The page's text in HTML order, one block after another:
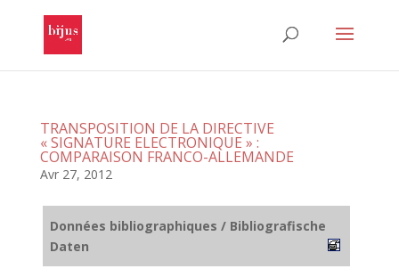
TRANSPOSITION DE LA DIRECTIVE
« SIGNATURE ELECTRONIQUE » :
COMPARAISON FRANCO-ALLEMANDE
Avr 27, 2012
Données bibliographiques / Bibliografische
Daten